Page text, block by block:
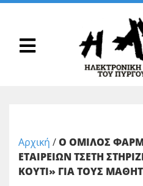
Αρχική /Ο ΟΜΙΛΟΣ
ΕΤΑΙΡΕΙΩΝ ΤΣΕΤΗ
ΚΟΥΤΙ» ΓΙΑ ΤΟΥΣ